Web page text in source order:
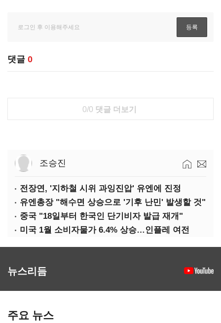
댓글 0
0/0 댓글 더보기
조승진
전장연, '지하철 시위 과잉진압' 유엔에 진정
유엔총장 "해수면 상승으로 '기후 난민' 발생할 것"
중국 "18일부터 한국인 단기비자 발급 재개"
미국 1월 소비자물가 6.4% 상승…인플레 여전
뉴스리듬
주요 뉴스